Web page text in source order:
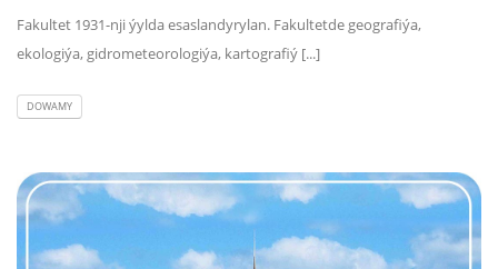
Fakultet 1931-nji ýylda esaslandyrylan. Fakultetde geografiýa,
ekologiýa, gidrometeorologiýa, kartografiý [...]
DOWAMY